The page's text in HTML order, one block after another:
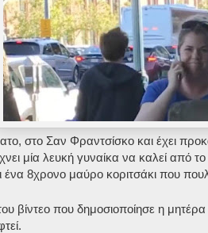
στο Σαν Φραντσίσκο και έχει
μία λευκή γυναίκα να καλεί από το
ένα 8χρονο μαύρο κοριτσάκι που
βίντεο που δημοσιοποίησε η μητέρα